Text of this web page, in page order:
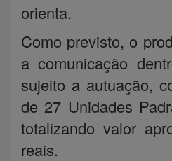
orienta.
Como previsto, o
a comunicação
sujeito a autuação,
de 27 Unidades
totalizando valor
reais.